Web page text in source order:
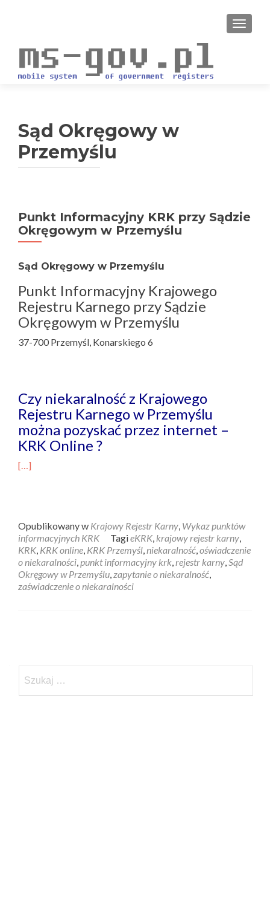
Sąd Okręgowy w
Przemyślu
Punkt Informacyjny KRK przy Sądzie
Okręgowym w Przemyślu
Sąd Okręgowy w Przemyślu
Punkt Informacyjny Krajowego
Rejestru Karnego przy Sądzie
Okręgowym w Przemyślu
37-700 Przemyśl, Konarskiego 6
Czy niekaralność z Krajowego
Rejestru Karnego w Przemyślu
można pozyskać przez internet –
KRK Online ?
[…]
Opublikowany w Krajowy Rejestr Karny, Wykaz punktów
informacyjnych KRK
TagieKRK, krajowy rejestr karny,
KRK, KRK online, KRK Przemyśl,niekaralność,oświadczenie
o niekaralności,punkt informacyjny krk,rejestr karny,Sąd
Okręgowy w Przemyślu,zapytanie o niekaralność,
zaświadczenie o niekaralności